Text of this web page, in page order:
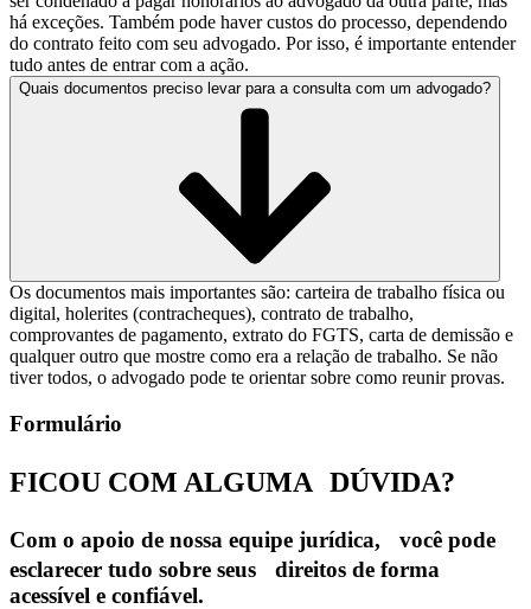
há exceções. Também pode haver custos do processo, dependendo
do contrato feito com seu advogado. Por isso, é importante entender
tudo antes de entrar com a ação.
Quais documentos preciso levar para a consulta com um advogado?
Os documentos mais importantes são: carteira de trabalho física ou
digital, holerites (contracheques), contrato de trabalho,
comprovantes de pagamento, extrato do FGTS, carta de demissão e
qualquer outro que mostre como era a relação de trabalho. Se não
tiver todos, o advogado pode te orientar sobre como reunir provas.
Formulário
FICOU COM ALGUMA DÚVIDA?
Com o apoio de nossa equipe jurídica, você pode
esclarecer tudo sobre seus direitos de forma
acessível e confiável.